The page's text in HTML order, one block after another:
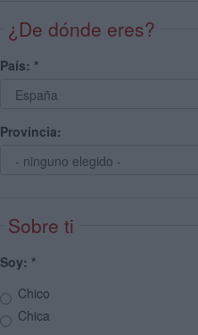
¿De dónde eres?
País: *
Provincia:
Sobre ti
Soy: *
Chico
Chica